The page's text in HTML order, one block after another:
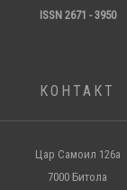
ISSN 2671 - 3950
КОНТАКТ
Цар Самоил 126а
7000 Битола